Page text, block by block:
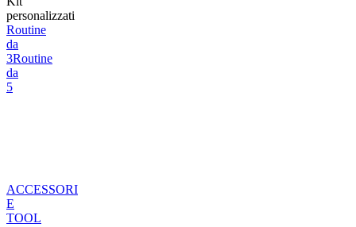
personalizzati
Routine
da
3Routine
da
5
ACCESSORI
E
TOOL